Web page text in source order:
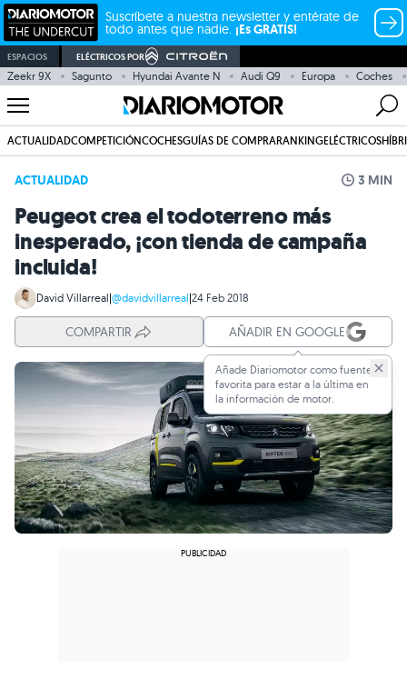
Suscríbete a nuestra newsletter y entérate de
todo antes que nadie. ¡Es GRATIS!
ESPACIOS ELÉCTRICOS POR
Zeekr 9X Sagunto Hyundai Avante N Audi Q9 Europa Coches
ACTUALIDADCOMPETICIÓNCOCHESGUÍAS DE COMPRARANKINGELÉCTRICOS
ACTUALIDAD 3 MIN
Peugeot crea el todoterreno más
inesperado, ¡con tienda de campaña
incluida!
David Villarreal|@davidvillarreal|24 Feb 2018
COMPARTIR AÑADIR EN GOOGLE
Añade Diariomotor como fuente
favorita para estar a la última en
la información de motor.